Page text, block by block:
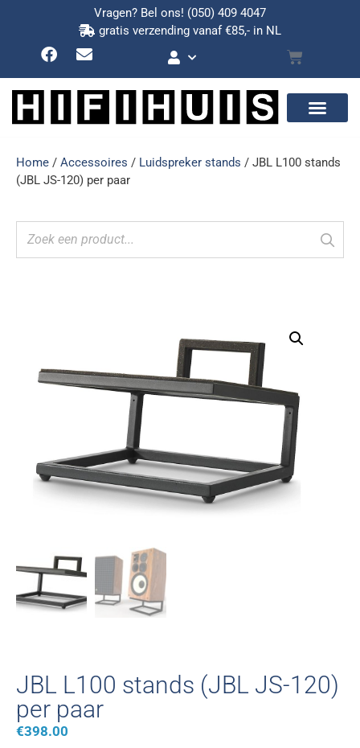
Vragen? Bel ons! (050) 409 4047
gratis verzending vanaf €85,- in NL
Home / Accessoires / Luidspreker stands / JBL L100 stands
(JBL JS-120) per paar
JBL L100 stands (JBL JS-120)
per paar
€398.00